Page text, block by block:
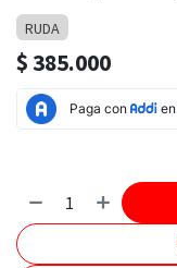
RUDA
$385.000